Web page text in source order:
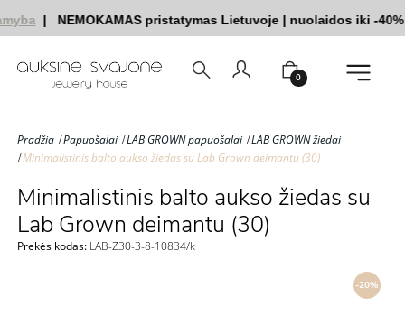
| NEMOKAMAS pristatymas Lietuvoje| nuolaidos iki -40%
0
Pradžia Papuošalai LAB GROWN papuošalai
LAB GROWN žiedai
Minimalistinis balto aukso žiedas su Lab Grown deimantu (30)
Minimalistinis balto aukso žiedas su
Lab Grown deimantu (30)
Prekės kodas: LAB-Z30-3-8-10834/k
-20%